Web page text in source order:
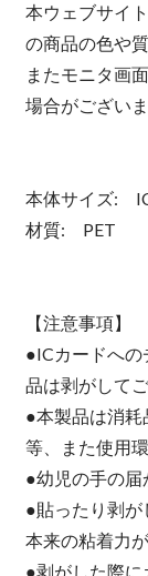
本ウェブサイ
の商品の色や
またモニタ画
場合がござい
本体サイズ:
材質: PET
【注意事項】
●ICカードへ
品は剥がして
●本製品は消耗
等、また使用
●幼児の手の届
●貼ったり剥
本来の粘着力
●剥がした際に